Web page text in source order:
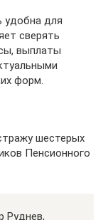
удобна для
сверять
выплаты
форм.
шестерых
Пенсионного
Руднев,